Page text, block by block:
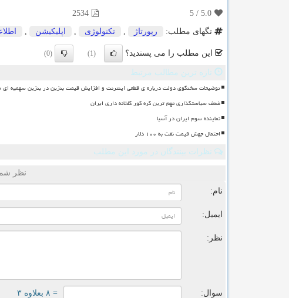
5.0
/
5
2534
تگهای مطلب:
رپورتاژ تكنولوژی اپلیكیشن
این مطلب را می پسندید؟ (1)
(0)
تازه ترین مطالب مرتبط
توضیحات سخنگوی دولت درباره ی قطعی اینترنت و افزایش قیمت بنزین در بنزین سهمیه ای
ضعف سیاستگذاری مهم ترین گره کور گلخانه داری ایران
نماینده سوم ایران در آسیا
احتمال جهش قیمت نفت به ۱۰۰ دلار
نظرات بینندگان در مورد این مطلب
نظر
نام:
ایمیل:
نظر:
سوال: = ۸ بعلاوه ۳